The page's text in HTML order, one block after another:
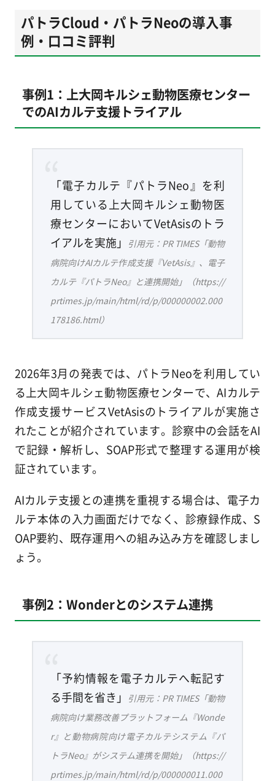
パトラCloud・パトラNeoの導入事
例・口コミ評判
事例1：上大岡キルシェ動物医療センター
でのAIカルテ支援トライアル
「電子カルテ『パトラNeo』を利
用している上大岡キルシェ動物医
療センターにおいてVetAsisのトラ
イアルを実施」
引用元：PR TIMES「動物
病院向けAIカルテ作成支援『VetAsis』、電子
カルテ『パトラNeo』と連携開始」（https://
prtimes.jp/main/html/rd/p/000000002.000
178186.html）
2026年3月の発表では、パトラNeoを利用してい
る上大岡キルシェ動物医療センターで、AIカルテ
作成支援サービスVetAsisのトライアルが実施さ
れたことが紹介されています。診察中の会話をAI
で記録・解析し、SOAP形式で整理する運用が検
証されています。
AIカルテ支援との連携を重視する場合は、電子カ
ルテ本体の入力画面だけでなく、診療録作成、S
OAP要約、既存運用への組み込み方を確認しまし
ょう。
事例2：Wonderとのシステム連携
「予約情報を電子カルテへ転記す
る手間を省き」
引用元：PR TIMES「動物
病院向け業務改善プラットフォーム『Wonde
r』と動物病院向け電子カルテシステム『パ
トラNeo』がシステム連携を開始」（https://
prtimes.jp/main/html/rd/p/000000011.000